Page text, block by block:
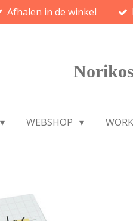
Afhalen in de winkel
WEBSHOP